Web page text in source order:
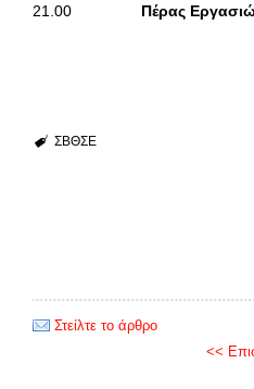
21.00
Πέρας
ΣΒΘΣΕ
Στείλτε το άρθρο
<<